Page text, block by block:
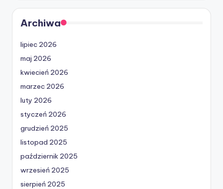
Archiwa
lipiec 2026
maj 2026
kwiecień 2026
marzec 2026
luty 2026
styczeń 2026
grudzień 2025
listopad 2025
październik 2025
wrzesień 2025
sierpień 2025